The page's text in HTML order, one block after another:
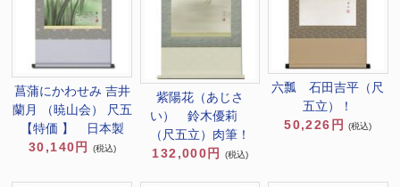
菖蒲にかわせみ 吉井
蘭月 （暁山会） 尺五
【特価 】 日本製
30,140円
(税込)
紫陽花（あじさ
い） 鈴木優莉
（尺五立）肉筆！
132,000円
(税込)
六瓢 石田吉平（尺
五立）！
50,226円
(税込)